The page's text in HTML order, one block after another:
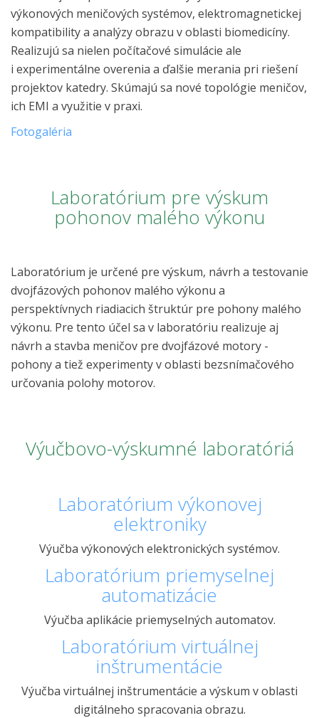
výkonových meničových systémov, elektromagnetickej
kompatibility a analýzy obrazu v oblasti biomedicíny.
Realizujú sa nielen počítačové simulácie ale
i experimentálne overenia a ďalšie merania pri riešení
projektov katedry. Skúmajú sa nové topológie meničov,
ich EMI a využitie v praxi.
Fotogaléria
Laboratórium pre výskum
pohonov malého výkonu
Laboratórium je určené pre výskum, návrh a testovanie
dvojfázových pohonov malého výkonu a
perspektívnych riadiacich štruktúr pre pohony malého
výkonu. Pre tento účel sa v laboratóriu realizuje aj
návrh a stavba meničov pre dvojfázové motory -
pohony a tiež experimenty v oblasti bezsnímačového
určovania polohy motorov.
Výučbovo-výskumné laboratóriá
Laboratórium výkonovej
elektroniky
Výučba výkonových elektronických systémov.
Laboratórium priemyselnej
automatizácie
Výučba aplikácie priemyselných automatov.
Laboratórium virtuálnej
inštrumentácie
Výučba virtuálnej inštrumentácie a výskum v oblasti
digitálneho spracovania obrazu.